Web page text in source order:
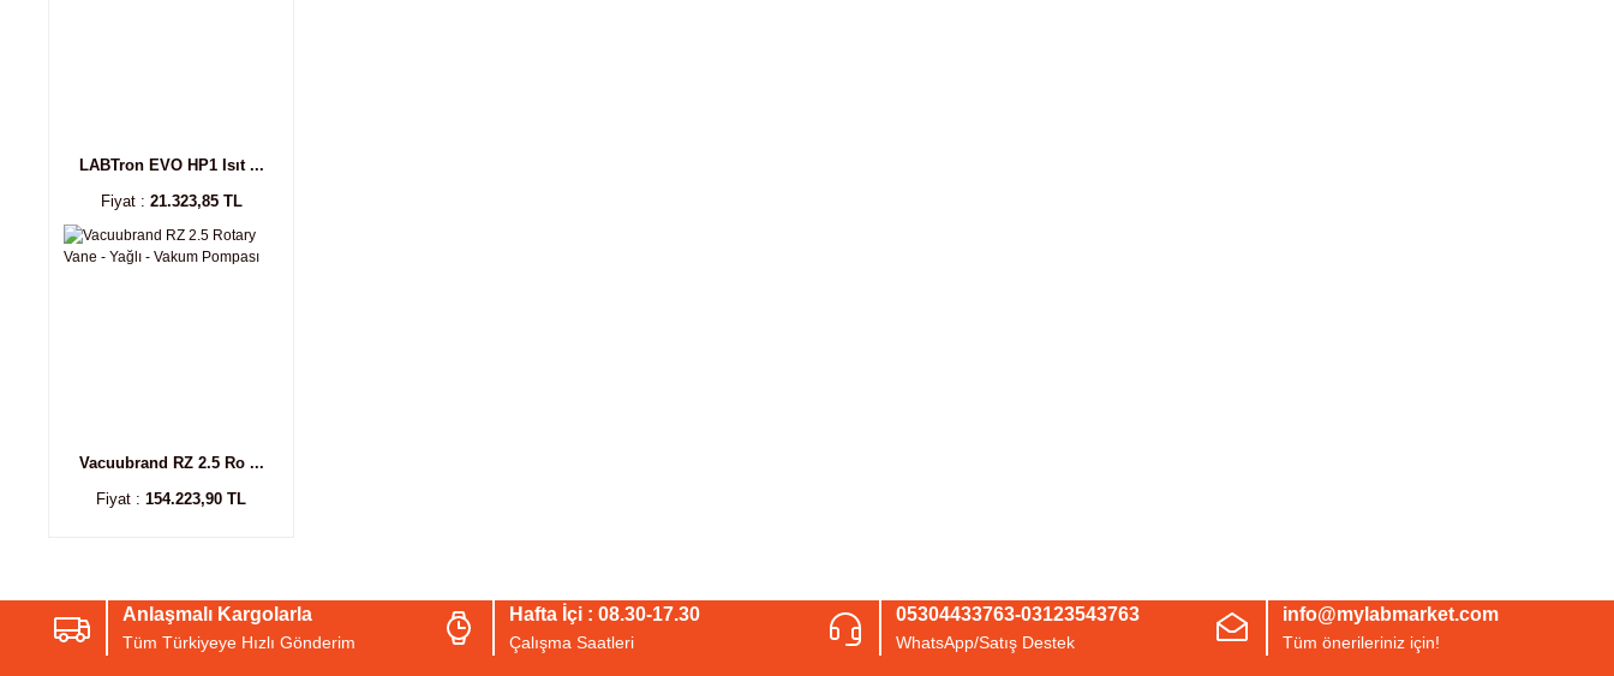
LABTron EVO HP1 Isıt ...
Fiyat : 21.323,85 TL
Vacuubrand RZ 2.5 Ro ...
Fiyat : 154.223,90 TL
Anlaşmalı Kargolarla
Tüm Türkiyeye Hızlı Gönderim
Hafta İçi : 08.30-17.30
Çalışma Saatleri
05304433763-03123543763
WhatsApp/Satış Destek
info@mylabmarket.com
Tüm önerileriniz için!